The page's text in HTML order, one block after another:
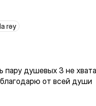
rəy
3 не хватает
от всей души